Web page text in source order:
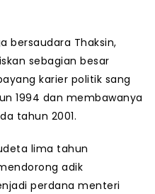
bersaudara Thaksin,
sebagian besar
karier politik sang
1994 dan membawanya
tahun 2001.
lima tahun
adik
perdana menteri